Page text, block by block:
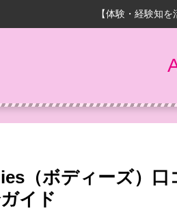
【体験・経験知
（ボディーズ）口
イド